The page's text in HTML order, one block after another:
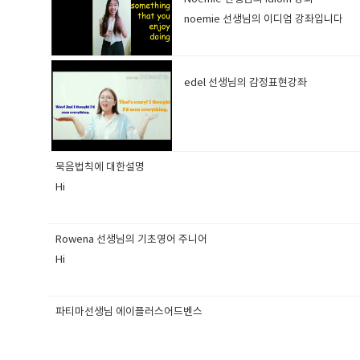
noemie 선생님의 이디엄 강좌입니다
edel 선생님의 감정표현강좌
묵음법칙에 대한설명
Hi
Rowena 선생님의 기초영어 주니어
Hi
파티마선생님 에이플러스어드벤스